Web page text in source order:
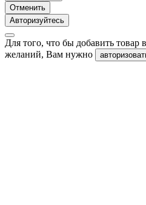
Отменить
Авторизуйтесь
Для того, что бы добавить товар
желаний, Вам нужно